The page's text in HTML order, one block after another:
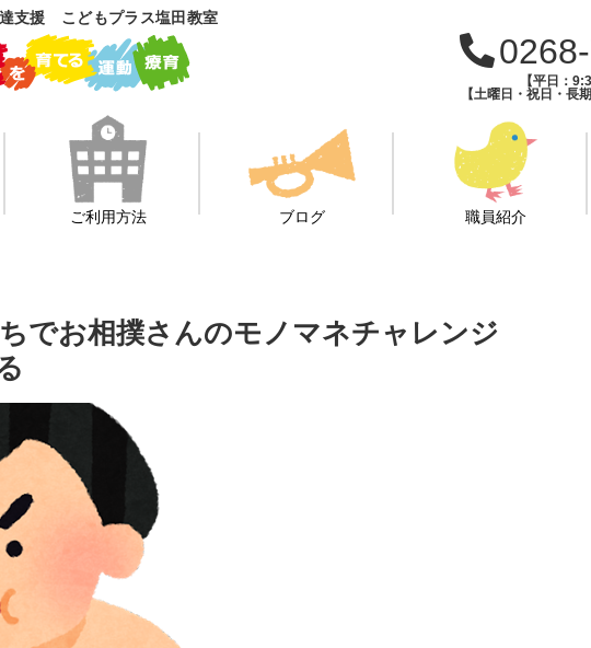
支援 こどもプラス塩田教室
【平日：
【土曜日・祝日・長
ご利用方法 ブログ 職員紹介
でお相撲さんのモノマネチャレンジ